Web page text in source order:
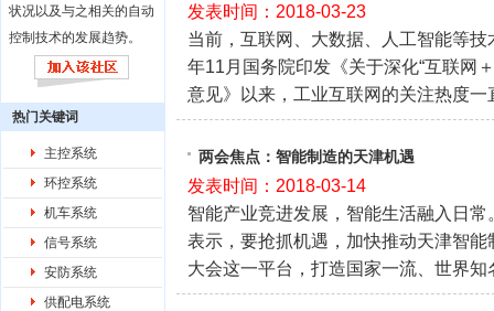
状况以及与之相关的自动
控制技术的发展趋势。
热门关键词
主控系统
环控系统
机车系统
信号系统
安防系统
供配电系统
发表时间：2018-03-23
当前，互联网、大数据、人工智能等
年11月国务院印发《关于深化“互联网
意见》以来，工业互联网的关注热度
两会焦点：智能制造的天津机遇
发表时间：2018-03-14
智能产业竞进发展，智能生活融入日
表示，要抢抓机遇，加快推动天津智
大会这一平台，打造国家一流、世界